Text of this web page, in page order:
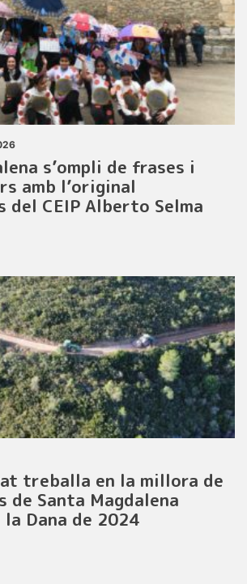
s’ompli de frases i
amb l’original
del CEIP Alberto Selma
treballa en la millora de
de Santa Magdalena
Dana de 2024